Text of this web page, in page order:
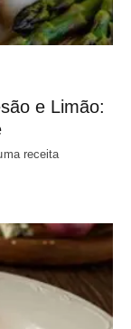
e Limão:
receita